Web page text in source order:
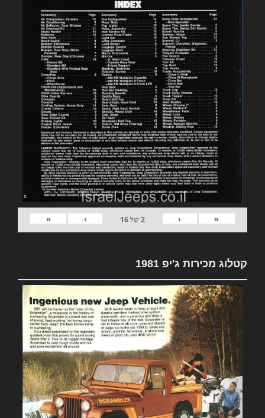
«
‹
2של16
›
»
קטלוג מכירות ג'יפ 1981